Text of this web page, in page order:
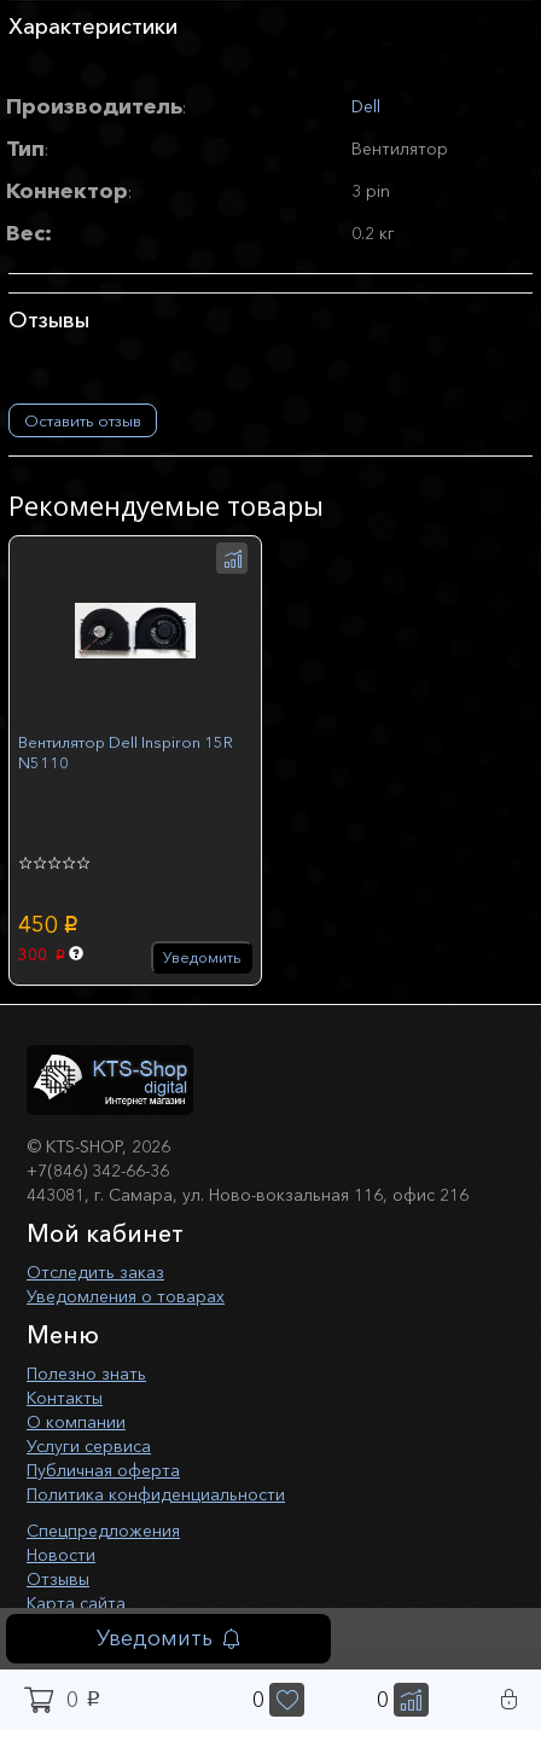
Уведомить
Характеристики
Производитель: Dell
Тип: Вентилятор
Коннектор: 3 pin
Вес: 0.2 кг
Отзывы
Оставить отзыв
Рекомендуемые товары
Вентилятор Dell Inspiron 15R
N5110
450 p
300 p Уведомить
© KTS-SHOP, 2026
+7(846) 342-66-36
443081, г. Самара, ул. Ново-вокзальная 116, офис 216
Мой кабинет
Отследить заказ
Уведомления о товарах
Меню
Полезно знать
Контакты
О компании
Услуги сервиса
Публичная оферта
Политика конфиденциальности
Спецпредложения
Новости
Отзывы
Карта сайта
Форма связи
0 p 0 0